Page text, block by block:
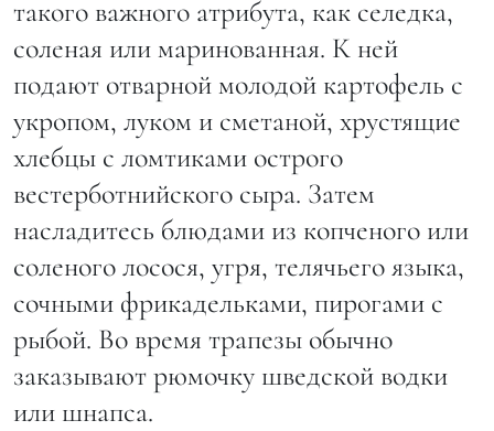
такого важного атрибута, как селедка,
соленая или маринованная. К ней
подают отварной молодой картофель с
укропом, луком и сметаной, хрустящие
хлебцы с ломтиками острого
вестерботнийского сыра. Затем
насладитесь блюдами из копченого или
соленого лосося, угря, телячьего языка,
сочными фрикадельками, пирогами с
рыбой. Во время трапезы обычно
заказывают рюмочку шведской водки
или шнапса.